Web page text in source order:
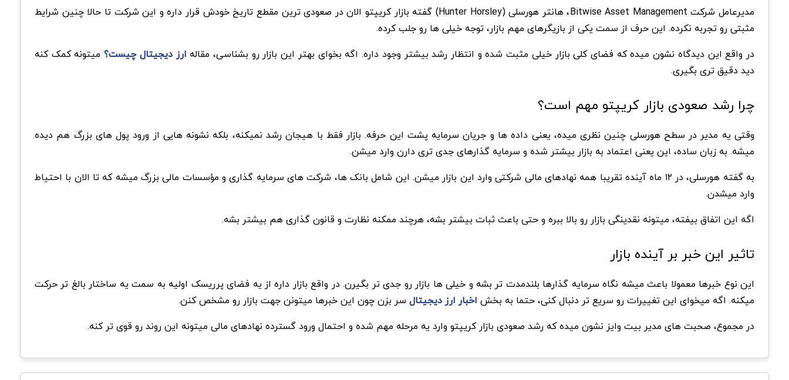
مدیرعامل شرکت Bitwise Asset Management، هانتر هورسلی (Hunter Horsley) گفته بازار کریپتو الان در صعودی ترین مقطع تاریخ خودش قرار داره و این شرکت تا حالا چنین شرایط
مثبتی رو تجربه نکرده. این حرف از سمت یکی از بازیگرهای مهم بازار، توجه خیلی ها رو جلب کرده.
در واقع این دیدگاه نشون میده که فضای کلی بازار خیلی مثبت شده و انتظار رشد بیشتر وجود داره. اگه بخوای بهتر این بازار رو بشناسی، مقاله ارز دیجیتال چیست؟میتونه کمک کنه
دید دقیق تری بگیری.
چرا رشد صعودی بازار کریپتو مهم است؟
وقتی یه مدیر در سطح هورسلی چنین نظری میده، یعنی داده ها و جریان سرمایه پشت این حرفه. بازار فقط با هیجان رشد نمیکنه، بلکه نشونه هایی از ورود پول های بزرگ هم دیده
میشه. به زبان ساده، این یعنی اعتماد به بازار بیشتر شده و سرمایه گذارهای جدی تری دارن وارد میشن.
به گفته هورسلی، در ۱۲ ماه آینده تقریبا همه نهادهای مالی شرکتی وارد این بازار میشن. این شامل بانک ها، شرکت های سرمایه گذاری و مؤسسات مالی بزرگ میشه که تا الان با احتیاط
وارد میشدن.
اگه این اتفاق بیفته، میتونه نقدینگی بازار رو بالا ببره و حتی باعث ثبات بیشتر بشه، هرچند ممکنه نظارت و قانون گذاری هم بیشتر بشه.
تاثیر این خبر بر آینده بازار
این نوع خبرها معمولا باعث میشه نگاه سرمایه گذارها بلندمدت تر بشه و خیلی ها بازار رو جدی تر بگیرن. در واقع بازار داره از یه فضای پرریسک اولیه به سمت یه ساختار بالغ تر حرکت
میکنه. اگه میخوای این تغییرات رو سریع تر دنبال کنی، حتما به بخش اخبار ارز دیجیتال سر بزن چون این خبرها میتونن جهت بازار رو مشخص کنن.
در مجموع، صحبت های مدیر بیت وایز نشون میده که رشد صعودی بازار کریپتو وارد یه مرحله مهم شده و احتمال ورود گسترده نهادهای مالی میتونه این روند رو قوی تر کنه.